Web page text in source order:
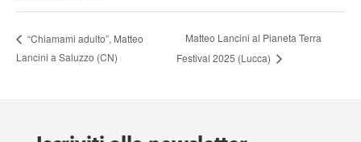
“Chiamami adulto”, Matteo
Lancini a Saluzzo (CN)
Matteo Lancini al Pianeta Terra
Festival 2025 (Lucca)